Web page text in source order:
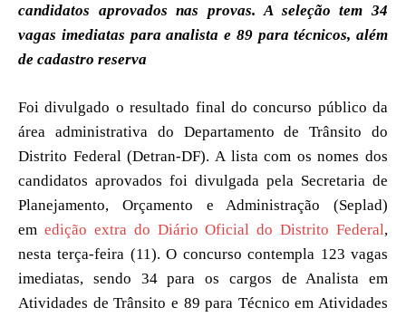
candidatos aprovados nas provas. A seleção tem 34
vagas imediatas para analista e 89 para técnicos, além
de cadastro reserva
Foi divulgado o resultado final do concurso público da
área administrativa do Departamento de Trânsito do
Distrito Federal (Detran-DF). A lista com os nomes dos
candidatos aprovados foi divulgada pela Secretaria de
Planejamento, Orçamento e Administração (Seplad)
em edição extra do Diário Oficial do Distrito Federal,
nesta terça-feira (11). O concurso contempla 123 vagas
imediatas, sendo 34 para os cargos de Analista em
Atividades de Trânsito e 89 para Técnico em Atividades